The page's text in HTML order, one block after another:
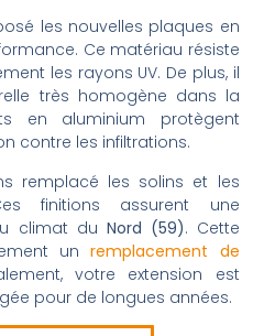
les nouvelles plaques en
Ce matériau résiste
les rayons UV. De plus, il
très homogène dans la
en aluminium protègent
contre les infiltrations.
remplacé les solins et les
finitions assurent une
climat du Nord (59). Cette
unremplacement de
votre extension est
pour de longues années.